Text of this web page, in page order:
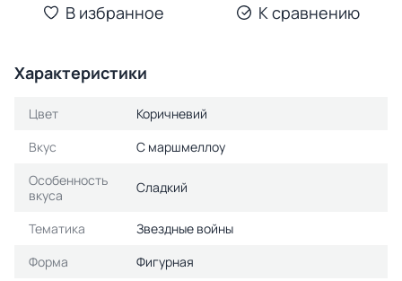
В избранное К сравнению
Характеристики
Цвет
Коричневий
Вкус
С маршмеллоу
Особенность
вкуса
Сладкий
Тематика
Звездные войны
Форма
Фигурная